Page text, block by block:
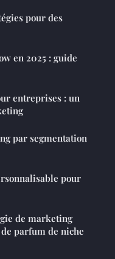
pour des
en 2025 : guide
entreprises : un
par segmentation
pour
de marketing
parfum de niche